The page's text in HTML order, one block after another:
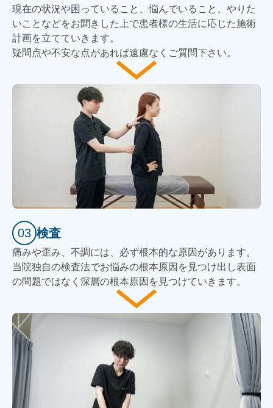
現在の状況や困っていること、悩んでいること、やりた
いことなどをお聞きした上で患者様の生活に応じた施術
計画を立てていきます。
疑問点や不安な点があれば遠慮なくご質問下さい。
03 検査
痛みや歪み、不調には、必ず根本的な原因があります。
当院独自の検査法でお悩みの根本原因を見つけ出し表面
の問題ではなく深層の根本原因を見つけていきます。